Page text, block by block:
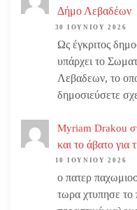
Δήμο Λεβαδέων
30 ΙΟΥΝΊΟΥ 2026
Ως έγκριτος
υπάρχει το
Λεβαδεων, το
δημοσιεύσετε
Myriam Drakou
και το άβατο για
10 ΙΟΥΝΊΟΥ 2026
ο πατερ
τωρα χτυπησε το